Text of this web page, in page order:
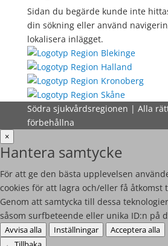
Sidan du begärde kunde inte
din sökning eller använd
lokalisera inlägget.
Södra sjukvårdsregionen | Alla
förbehållna
×
Hantera samtycke
För att ge den bästa upplevelsen
cookies för att lagra och/eller få
Genom att samtycka till dessa
såsom surfbeteende eller unika ID:n på
Avvisa alla Inställningar
Acceptera alla